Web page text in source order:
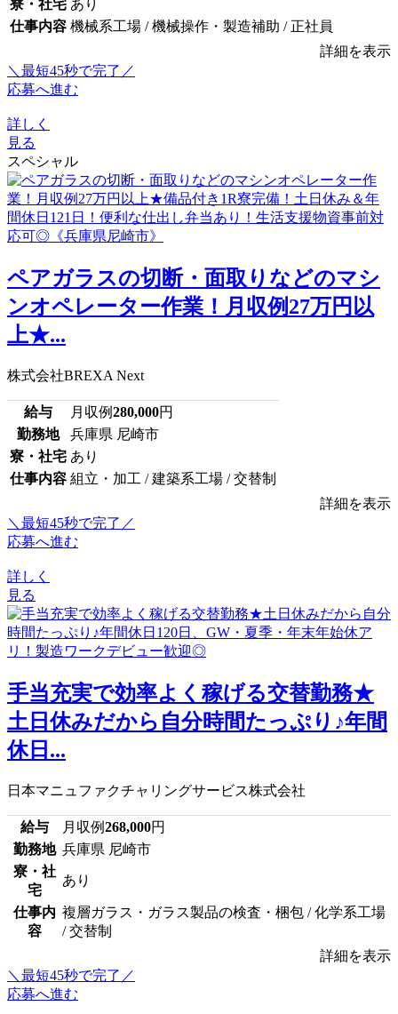
寮・社宅 あり
仕事内容 機械系工場 / 機械操作・製造補助 / 正社員
詳細を表示
＼最短45秒で完了／
応募へ進む
詳しく
見る
スペシャル
ペアガラスの切断・面取りなどのマシ
ンオペレーター作業！月収例27万円以
上★...
株式会社BREXA Next
給与 月収例280,000円
勤務地
兵庫県 尼崎市
寮・社宅 あり
仕事内容 組立・加工 / 建築系工場 / 交替制
詳細を表示
＼最短45秒で完了／
応募へ進む
詳しく
見る
手当充実で効率よく稼げる交替勤務★
土日休みだから自分時間たっぷり♪年間
休日...
日本マニュファクチャリングサービス株式会社
給与 月収例268,000円
勤務地 兵庫県 尼崎市
寮・社
宅
あり
仕事内
容
複層ガラス・ガラス製品の検査・梱包 / 化学系工場
/ 交替制
詳細を表示
＼最短45秒で完了／
応募へ進む